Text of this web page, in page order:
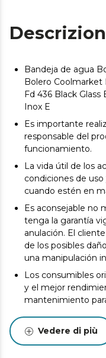
Bandeja de agua
Bolero Coolmarket
Fd 436 Black
Inox E
Es importante
responsable del
funcionamiento.
La vida útil de los
condiciones de
cuando estén en
Es aconsejable no
tenga la garantía
anulación. El
de los posibles
una manipulación
Los consumibles
y el mejor
mantenimiento
Vedere di più